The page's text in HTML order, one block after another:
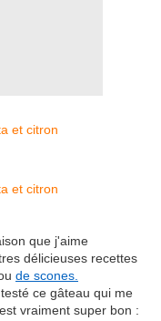
que j'aime
délicieuses recettes
de scones.
ce gâteau qui me
vraiment super bon :